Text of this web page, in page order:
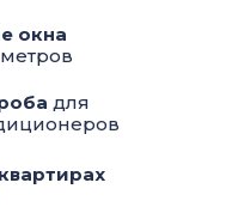
окна
для